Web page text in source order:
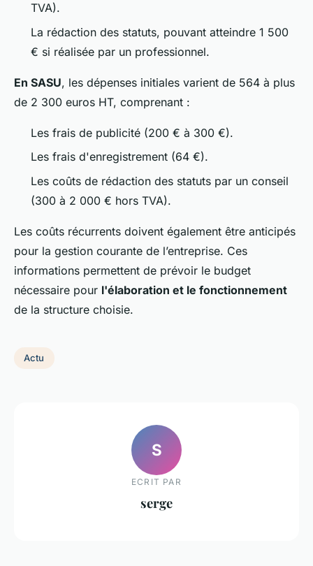
TVA).
La rédaction des statuts, pouvant atteindre 1 500
€ si réalisée par un professionnel.
En SASU, les dépenses initiales varient de 564 à plus
de 2 300 euros HT, comprenant :
Les frais de publicité (200 € à 300 €).
Les frais d'enregistrement (64 €).
Les coûts de rédaction des statuts par un conseil
(300 à 2 000 € hors TVA).
Les coûts récurrents doivent également être anticipés
pour la gestion courante de l’entreprise. Ces
informations permettent de prévoir le budget
nécessaire pour l'élaboration et le fonctionnement
de la structure choisie.
Actu
S
ECRIT PAR
serge